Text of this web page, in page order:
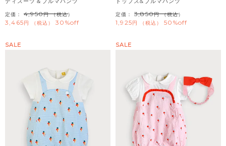
定価： 4,950 （税込）
3,465 税込 30%off
定価： 3,850 （税込）
1,925 税込 50%off
SALE SALE